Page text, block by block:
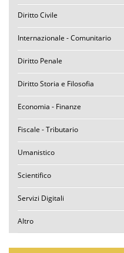
Diritto Civile
Internazionale - Comunitario
Diritto Penale
Diritto Storia e Filosofia
Economia - Finanze
Fiscale - Tributario
Umanistico
Scientifico
Servizi Digitali
Altro